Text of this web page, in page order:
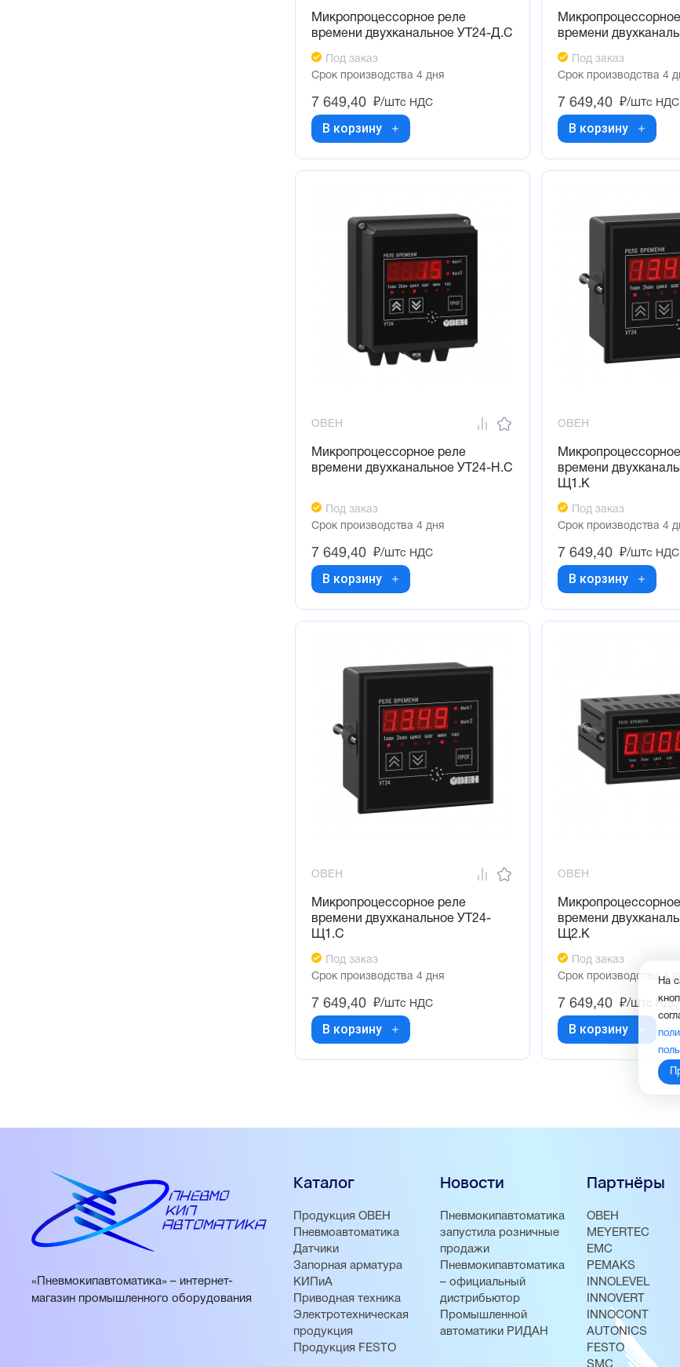
Микропроцессорное реле
времени двухканальное УТ24-Д.С
Под заказ
Срок производства 4 дня
7 649,40 ₽/штс НДС
В корзину
времени
Под заказ
Срок производства 4
7 649,40 ₽/штс НДС
В корзину
ОВЕН
Микропроцессорное реле
времени двухканальное УТ24-Н.С
Под заказ
Срок производства 4 дня
7 649,40 ₽/штс НДС
В корзину
ОВЕН
времени
Щ1.К
Под заказ
Срок производства 4
7 649,40 ₽/штс НДС
В корзину
ОВЕН
Микропроцессорное реле
времени двухканальное УТ24-
Щ1.С
Под заказ
Срок производства 4 дня
7 649,40 ₽/штс НДС
В корзину
ОВЕН
времени
Щ2.К
Под заказ
Срок производства 4
7 649,40 ₽/шт с НДС
В корзину
«Пневмокипавтоматика» – интернет-
магазин промышленного оборудования
Каталог
Продукция ОВЕН
Пневмоавтоматика
Датчики
Запорная арматура
КИПиА
Приводная техника
Электротехническая
продукция
Продукция FESTO
Новости
Пневмокипавтоматика
запустила розничные
продажи
Пневмокипавтоматика
– официальный
дистрибьютор
Промышленной
автоматики РИДАН
Партнёры
ОВЕН
MEYERTEC
EMC
PEMAKS
INNOLEVEL
INNOVERT
INNOCONT
AUTONICS
FESTO
SMC
На